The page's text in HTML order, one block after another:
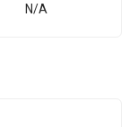
N/A